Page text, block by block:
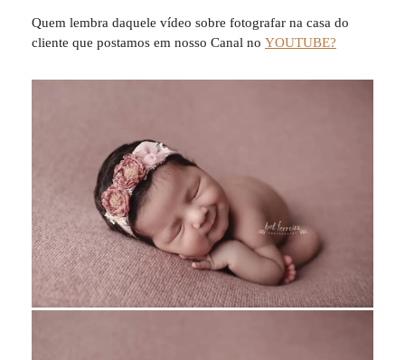
Quem lembra daquele vídeo sobre fotografar na casa do
cliente que postamos em nosso Canal no YOUTUBE?